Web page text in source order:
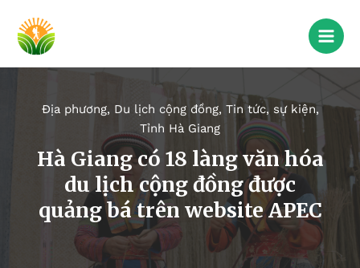
Địa phương, Du lịch cộng đồng, Tin tức, sự kiện,
Tỉnh Hà Giang
Hà Giang có 18 làng văn hóa
du lịch cộng đồng được
quảng bá trên website APEC